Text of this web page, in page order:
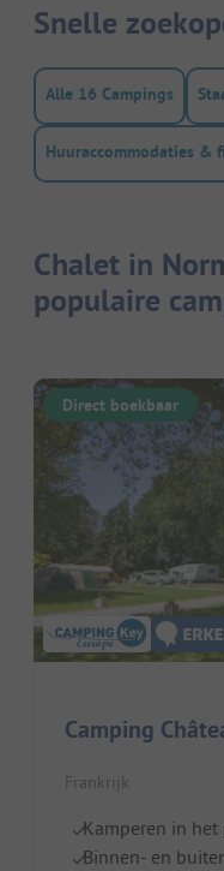
Snelle
Alle 16 Campings
Huuraccommodaties &
Chalet in
populaire
Direct boekbaar
Camping
Frankrijk
Kamperen in
Binnen- en